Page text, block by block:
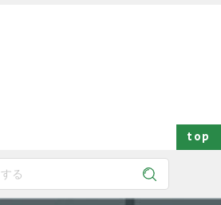
top
touch or with swipe gestures.